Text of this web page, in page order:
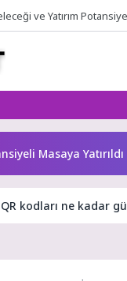
ve Yatırım
Masaya Yatırıldı
QR kodları ne kadar